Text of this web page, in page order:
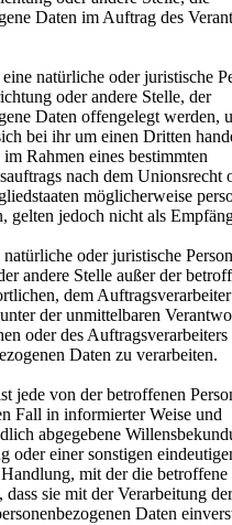
Daten im Auftrag des
natürliche oder juristische
oder andere Stelle, der
Daten offengelegt werden,
bei ihr um einen Dritten
Rahmen eines bestimmten
nach dem Unionsrecht
möglicherweise
gelten jedoch nicht als
oder juristische
andere Stelle außer der
dem
der unmittelbaren
oder des
Daten zu verarbeiten.
jede von der betroffenen
Fall in informierter Weise und
abgegebene
oder einer sonstigen
mit der die betroffene
dass sie mit der Verarbeitung
Daten